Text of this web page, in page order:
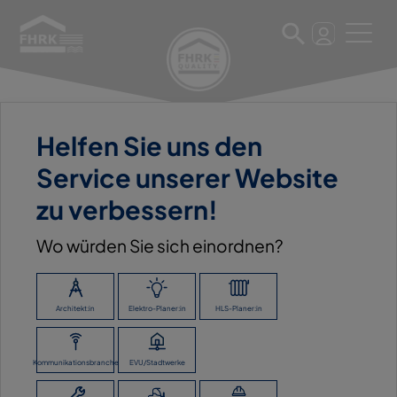
Helfen Sie uns den
Service unserer Website
zu verbessern!
Wo würden Sie sich einordnen?
Architekt:in Elektro-Planer:in HLS-Planer:in
Kommunikationsbranche EVU/Stadtwerke
11. März 2025
A. KARSTENSEN GMBH &
CO. KG
ZURÜCK ZUR ÜBERSICHT